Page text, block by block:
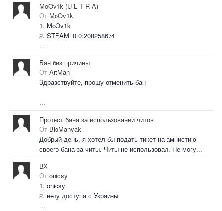
MoOv1k (U L T R A)
От MoOv1k
1. MoOv1k
2. STEAM_0:0:208258674
...
Бан без причины
От ArtMan
Здравствуйте, прошу отменить бан
...
Протест бана за использовании читов
От BioManyak
Добрый день, я хотел бы подать тикет на амнистию
своего бана за читы. Читы не использовал. Не могу...
ВХ
От onicsy
1. onicsy
2. нету доступа с Украины
...